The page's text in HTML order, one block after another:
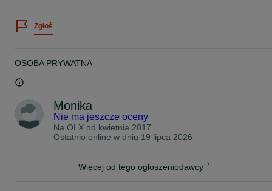
Zgłoś
OSOBA PRYWATNA
Monika
Nie ma jeszcze oceny
Na OLX od kwietnia 2017
Ostatnio online w dniu 19 lipca 2026
Więcej od tego ogłoszeniodawcy